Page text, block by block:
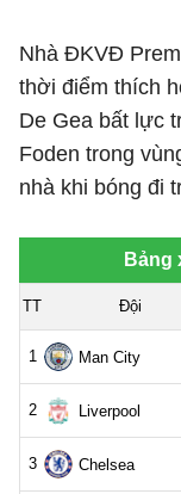
Nhà ĐKVĐ
thời điểm thích
De Gea bất lực
Foden trong
nhà khi bóng đi